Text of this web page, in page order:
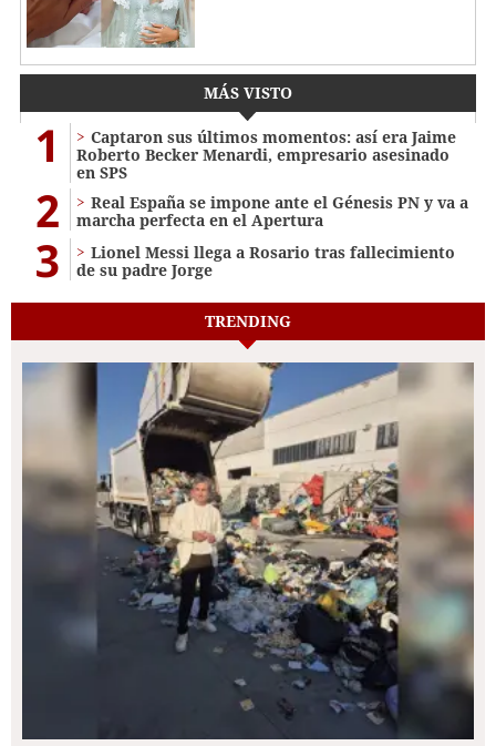
MÁS VISTO
1
Captaron sus últimos momentos: así era Jaime
Roberto Becker Menardi​​​, empresario asesinado
en SPS
2
Real España se impone ante el Génesis PN y va a
marcha perfecta en el Apertura
3
Lionel Messi llega a Rosario tras fallecimiento
de su padre Jorge
TRENDING